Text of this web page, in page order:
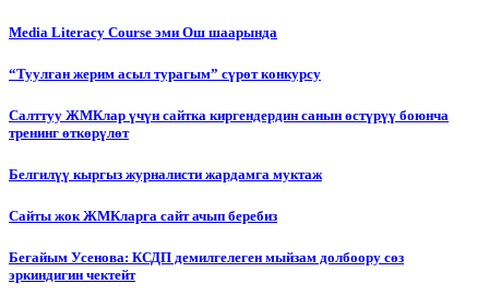
Media Literacy Сourse эми Ош шаарында
“Туулган жерим асыл турагым” сүрөт конкурсу
Салттуу ЖМКлар үчүн сайтка киргендердин санын өстүрүү боюнча
тренинг өткөрүлөт
Белгилүү кыргыз журналисти жардамга муктаж
Сайты жок ЖМКларга сайт ачып беребиз
Бегайым Усенова: КСДП демилгелеген мыйзам долбоору сөз
эркиндигин чектейт